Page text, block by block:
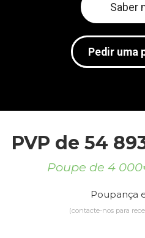
Saber
Pedir uma
PVP de 54
Poupe de 4
Poupança
(contacte-nos para